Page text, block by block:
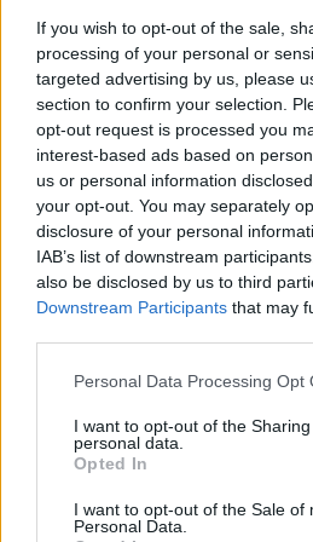
If you wish to opt-out of the sale,
processing of your personal or
targeted advertising by us, please
section to confirm your selection.
opt-out request is processed you
interest-based ads based on
us or personal information
your opt-out. You may separately
disclosure of your personal
IAB’s list of downstream
also be disclosed by us to third
Downstream Participants that may
Please note that this website/app
not limited to your visit or usage
grant or deny consent to Google
use your data for below specified
consent section.
Personal Data Processing Opt
I want to opt-out of the
personal data.
Opted In
I want to opt-out of the Sale of
Personal Data.
Παράλληλα, φαίνεται πως η
διαλύσει και τις εσωτερικές
MacBook με οθόνη αφής θα
πωλήσεις των iPad. Αντίθετα, η
πιστεύει ότι τα δύο προϊόντα
συνυπάρξουν και να
ανάγκες, με τα MacBook να
προσανατολισμένα στην
iPad να διατηρούν τον πιο
Βέβαια, αρκετές
παραμένουν άγνωστες. Δεν
ώστε η οθόνη να
μετατρέπει το laptop σε tablet,
που, όπως όλα δείχνουν,